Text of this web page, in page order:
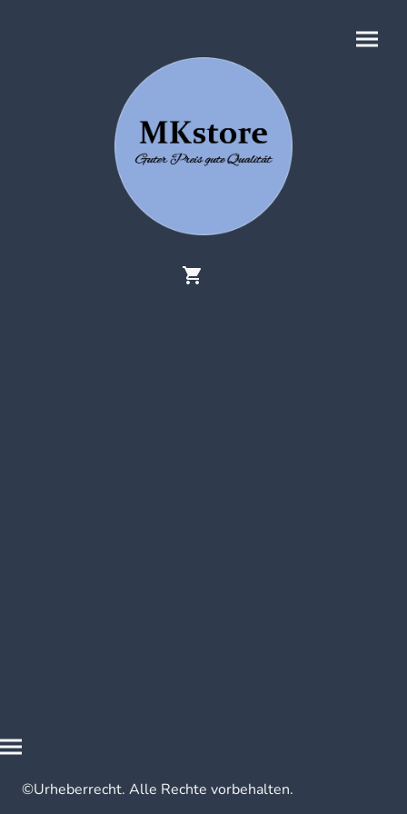
©Urheberrecht. Alle Rechte vorbehalten.